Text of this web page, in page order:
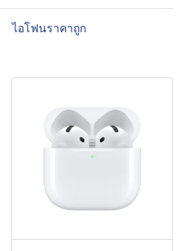
ไอโฟนราคาถูก